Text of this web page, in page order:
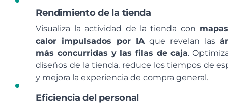
Rendimiento de la tienda
Visualiza la actividad de la tienda con
calor impulsados por IA que revelan las
más concurridas y las filas de caja.
diseños de la tienda, reduce los tiempos de
y mejora la experiencia de compra general.
Eficiencia del personal